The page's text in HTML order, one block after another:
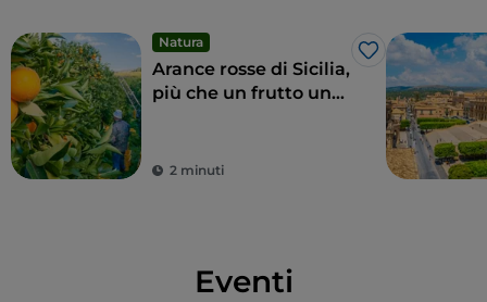
Natura
Like
Arance rosse di Sicilia,
più che un frutto una
2 minuti
Eventi